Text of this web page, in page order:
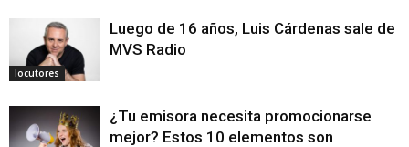
locutores
Luego de 16 años, Luis Cárdenas sale de
MVS Radio
¿Tu emisora necesita promocionarse
mejor? Estos 10 elementos son